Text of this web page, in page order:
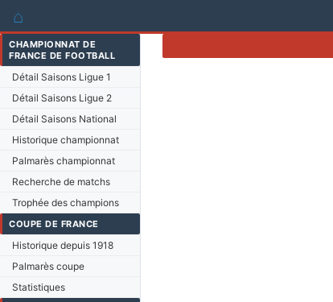
⌂
CHAMPIONNAT DE
FRANCE DE FOOTBALL
Détail Saisons Ligue 1
Détail Saisons Ligue 2
Détail Saisons National
Historique championnat
Palmarès championnat
Recherche de matchs
Trophée des champions
COUPE DE FRANCE
Historique depuis 1918
Palmarès coupe
Statistiques